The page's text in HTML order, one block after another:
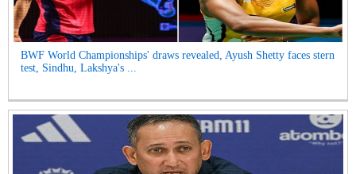
BWF World Championships' draws revealed, Ayush Shetty faces stern
test, Sindhu, Lakshya's ...